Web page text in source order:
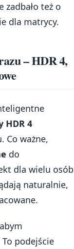
zadbało też o
dla matrycy.
– HDR 4,
4
Co ważne,
do
dla wielu osób
naturalnie,
To podejście